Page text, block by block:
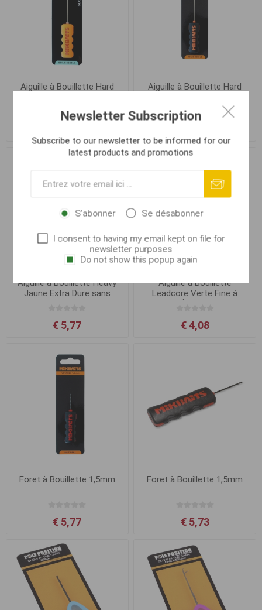
Aiguille à Bouillette Hard
Aiguille à Bouillette Hard
Aiguille à Bouillette Heavy
Jaune Extra Dure sans
€ 5,77
Aiguille à Bouillette
Leadcore Verte Fine à
Épisser
€ 4,08
Foret à Bouillette 1,5mm
€ 5,77
Foret à Bouillette 1,5mm
€ 5,73
Newsletter Subscription
Subscribe to our newsletter to be informed for our
latest products and promotions
S'abonner Se désabonner
I consent to having my email kept on file for
newsletter purposes
Do not show this popup again